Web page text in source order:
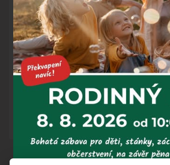
Otevírací doba: 10:00 - 20:00
Více info